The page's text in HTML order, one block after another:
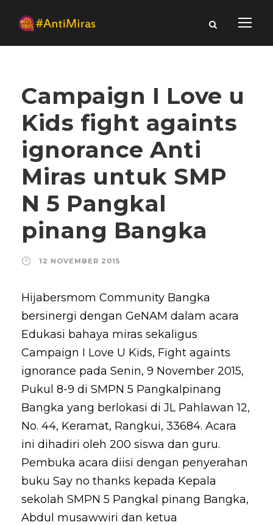
Campaign I Love u
Kids fight againts
ignorance Anti
Miras untuk SMP
N 5 Pangkal
pinang Bangka
12 NOVEMBER 2015
Hijabersmom Community Bangka
bersinergi dengan GeNAM dalam acara
Edukasi bahaya miras sekaligus
Campaign I Love U Kids, Fight againts
ignorance pada Senin, 9 November 2015,
Pukul 8-9 di SMPN 5 Pangkalpinang
Bangka yang berlokasi di JL Pahlawan 12,
No. 44, Keramat, Rangkui, 33684. Acara
ini dihadiri oleh 200 siswa dan guru.
Pembuka acara diisi dengan penyerahan
buku Say no thanks kepada Kepala
sekolah SMPN 5 Pangkal pinang Bangka,
Abdul musawwiri dan ketua